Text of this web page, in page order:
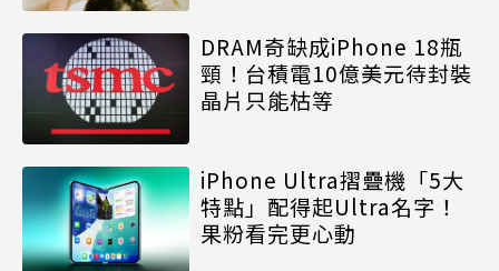
DRAM奇缺成iPhone 18瓶
頸！台積電10億美元待封裝
晶片只能枯等
iPhone Ultra摺疊機「5大
特點」配得起Ultra名字！
果粉看完更心動